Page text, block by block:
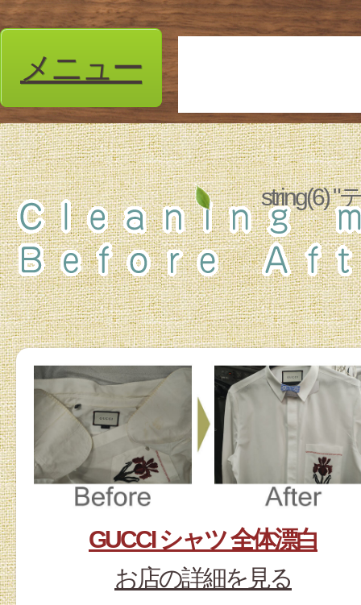
メニュー
string(6) "
GUCCI シャツ 全体漂白
お店の詳細を見る